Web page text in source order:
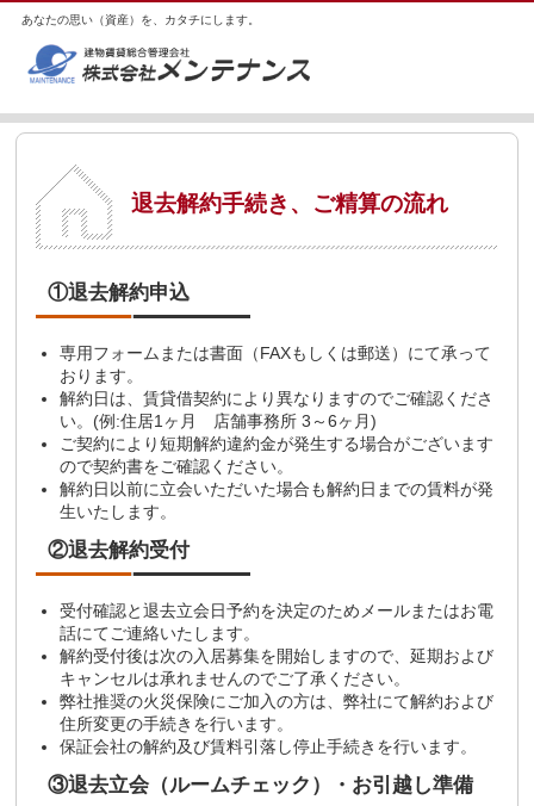
あなたの思い（資産）を、カタチにします。
退去解約手続き、ご精算の流れ
①退去解約申込
専用フォームまたは書面（FAXもしくは郵送）にて承って
おります。
解約日は、賃貸借契約により異なりますのでご確認くださ
い。(例:住居1ヶ月 店舗事務所 3～6ヶ月)
ご契約により短期解約違約金が発生する場合がございます
ので契約書をご確認ください。
解約日以前に立会いただいた場合も解約日までの賃料が発
生いたします。
②退去解約受付
受付確認と退去立会日予約を決定のためメールまたはお電
話にてご連絡いたします。
解約受付後は次の入居募集を開始しますので、延期および
キャンセルは承れませんのでご了承ください。
弊社推奨の火災保険にご加入の方は、弊社にて解約および
住所変更の手続きを行います。
保証会社の解約及び賃料引落し停止手続きを行います。
③退去立会（ルームチェック）・お引越し準備